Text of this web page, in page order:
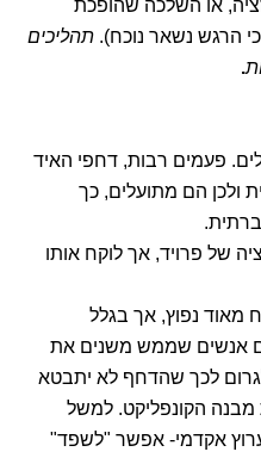
או השלכה שהופכת
הרגש נשאר נוכח). תהליכים
.
פעמים רבות, דחפי האיד
ולכן הם מתועלים, כך
של פרויד, אך לוקח אותו
מאוד נפוץ, אך בגלל
אנשים שממש משנים את
לגרום לכך שהדחף לא יתבטא
מבנה הקונפליקט. למשל
אקדמי- אפשר "לשפד"